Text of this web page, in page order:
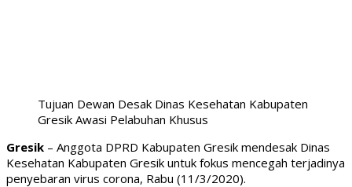
Tujuan Dewan Desak Dinas Kesehatan Kabupaten
Gresik Awasi Pelabuhan Khusus
Gresik – Anggota DPRD Kabupaten Gresik mendesak Dinas
Kesehatan Kabupaten Gresik untuk fokus mencegah terjadinya
penyebaran virus corona, Rabu (11/3/2020).